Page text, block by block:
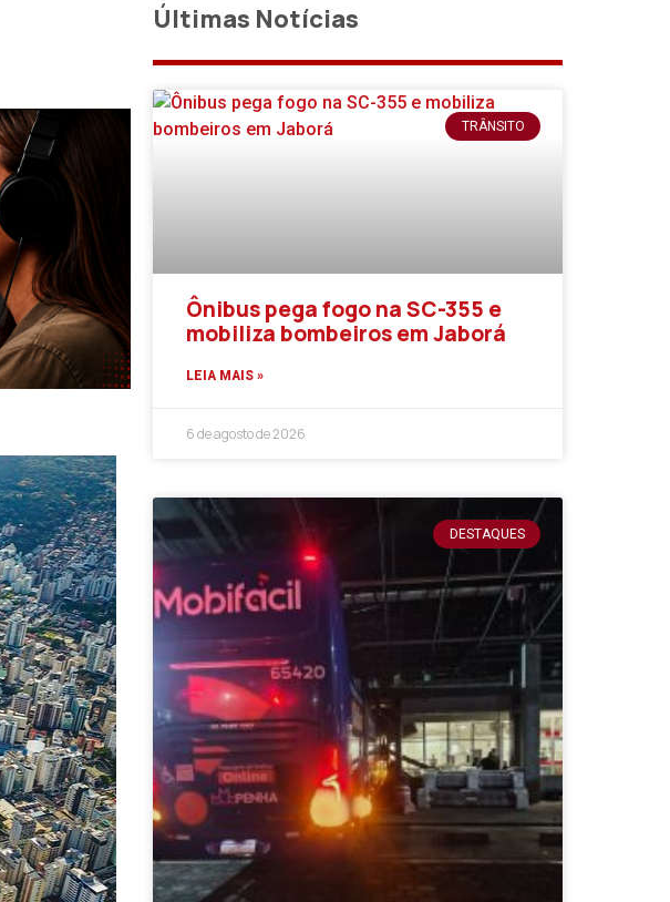
Últimas Notícias
TRÂNSITO
Ônibus pega fogo na SC-355 e
mobiliza bombeiros em Jaborá
LEIA MAIS »
6 de agosto de 2026
DESTAQUES